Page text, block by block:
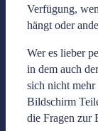
Verfügung,
hängt oder
Wer es lieber
in dem auch
sich nicht
Bildschirm
die Fragen zur